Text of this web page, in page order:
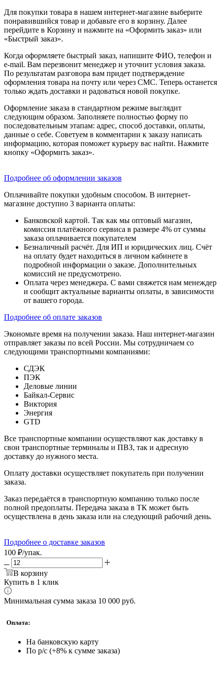
Для покупки товара в нашем интернет-магазине выберите
понравившийся товар и добавьте его в корзину. Далее
перейдите в Корзину и нажмите на «Оформить заказ» или
«Быстрый заказ».
Когда оформляете быстрый заказ, напишите ФИО, телефон и
e-mail. Вам перезвонит менеджер и уточнит условия заказа.
По результатам разговора вам придет подтверждение
оформления товара на почту или через СМС. Теперь останется
только ждать доставки и радоваться новой покупке.
Оформление заказа в стандартном режиме выглядит
следующим образом. Заполняете полностью форму по
последовательным этапам: адрес, способ доставки, оплаты,
данные о себе. Советуем в комментарии к заказу написать
информацию, которая поможет курьеру вас найти. Нажмите
кнопку «Оформить заказ».
Подробнее об оформлении заказов
Оплачивайте покупки удобным способом. В интернет-
магазине доступно 3 варианта оплаты:
Банковской картой. Так как мы оптовый магазин,
комиссия платёжного сервиса в размере 4% от суммы
заказа оплачивается покупателем
Безналичный расчёт. Для ИП и юридических лиц. Счёт
на оплату будет находиться в личном кабинете в
подробной информации о заказе. Дополнительных
комиссий не предусмотрено.
Оплата через менеджера. С вами свяжется нам менеждер
и сообщит актуальные варианты оплаты, в зависимости
от вашего города.
Подробнее об оплате заказов
Экономьте время на получении заказа. Наш интернет-магазин
отправляет заказы по всей России. Мы сотрудничаем со
следующими транспортными компаниями:
СДЭК
ПЭК
Деловые линии
Байкал-Сервис
Виктория
Энергия
GTD
Все транспортные компании осуществляют как доставку в
свои транспортные терминалы и ПВЗ, так и адресную
доставку до нужного места.
Оплату доставки осуществляет покупатель при получении
заказа.
Заказ передаётся в транспортную компанию только после
полной предоплаты. Передача заказа в ТК может быть
осуществлена в день заказа или на следующий рабочий день.
Подробнее о доставке заказов
100 ₽/упак.
В корзину
Купить в 1 клик
Минимальная сумма заказа 10 000 руб.
Оплата:
На банковскую карту
По р/с (+8% к сумме заказа)